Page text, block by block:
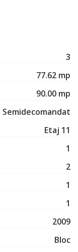
3
77.62 mp
90.00 mp
Semidecomandat
Etaj 11
1
2
1
1
2009
Bloc